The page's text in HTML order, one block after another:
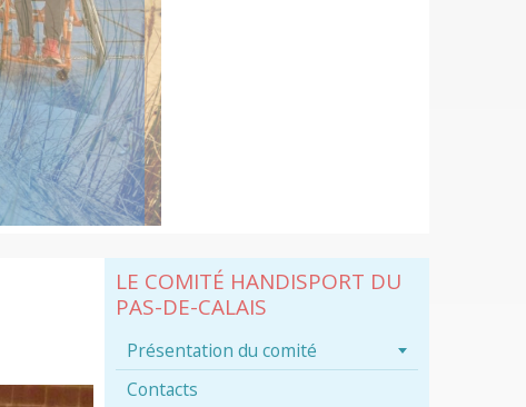
LE COMITÉ HANDISPORT DU
PAS-DE-CALAIS
Présentation du comité
Contacts